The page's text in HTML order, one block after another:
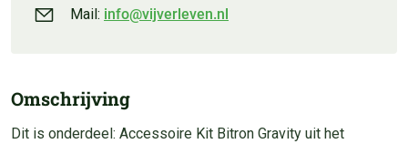
Mail: info@vijverleven.nl
Omschrijving
Dit is onderdeel: Accessoire Kit Bitron Gravity uit het